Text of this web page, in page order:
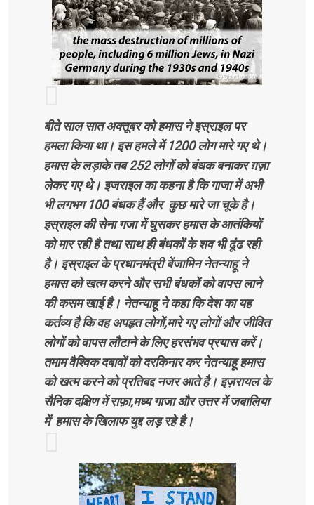
बीते साल सात अक्तूबर को हमास ने इस्राइल पर
हमला किया था। इस हमले में 1200 लोग मारे गए थे।
हमास के लड़ाके तब 252 लोगों को बंधक बनाकर ग़ज़ा
लेकर गए थे। इजराइल का कहना है कि गाजा में अभी
भी लगभग 100 बंधक हैं और कुछ मारे जा चूके है।
इस्राइल की सेना गजा में घुसकर हमास के आतंकियों
को मार रही है तथा साथ ही बंधकों के शव भी ढूंढ रही
है। इस्राइल के प्रधानमंत्री बेंजामिन नेतन्याहू ने
हमास को खत्म करने और सभी बंधकों को वापस लाने
की कसम खाई है। नेतन्याहू ने कहा कि देश का यह
कर्तव्य है कि वह अपहृत लोगों,मारे गए लोगों और जीवित
लोगों को वापस लौटाने के लिए हरसंभव प्रयास करें।
तमाम वैश्विक दबावों को दरकिनार कर नेतन्याहू हमास
को खत्म करने को प्रतिबद्द नजर आते है। इज़रायल के
सैनिक दक्षिण में राफ़ा,मध्य गाजा और उत्तर में जबालिया
में हमास के खिलाफ युद्द लड़ रहे है।